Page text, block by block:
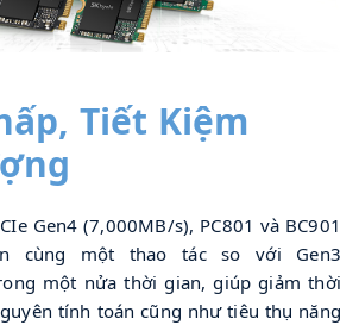
Tiết Kiệm
Gen4 (7,000MB/s), PC801 và BC901
cùng một thao tác so với Gen3
một nửa thời gian, giúp giảm thời
tính toán cũng như tiêu thụ năng